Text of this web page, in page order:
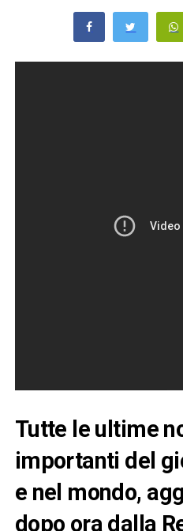
Tutte le ultime
importanti del
e nel mondo,
dopo ora dalla